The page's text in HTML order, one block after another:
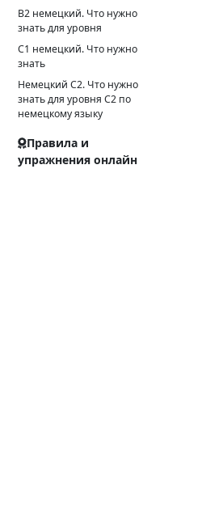
B2 немецкий. Что нужно
знать для уровня
C1 немецкий. Что нужно
знать
Немецкий С2. Что нужно
знать для уровня С2 по
немецкому языку
Правила и
упражнения онлайн